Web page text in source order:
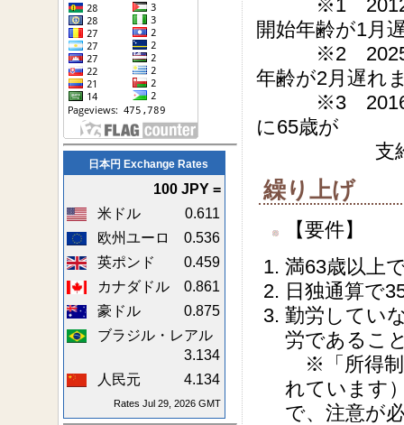
※1 2012年～
開始年齢が1月
※2 2025年
年齢が2月遅
※3 2016年よ
に65歳が
支給年齢
繰り上げ
【要件】
満63歳以上
日独通算で
勤労してい
労であるこ
※「所得制
れています
で、注意が
日本円 Exchange Rates
100 JPY =
米ドル
0.611
欧州ユーロ
0.536
英ポンド
0.459
カナダドル
0.861
豪ドル
0.875
ブラジル・レアル
3.134
人民元
4.134
Rates Jul 29, 2026 GMT